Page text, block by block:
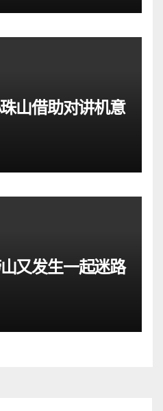
山借助对讲机意
又发生一起迷路